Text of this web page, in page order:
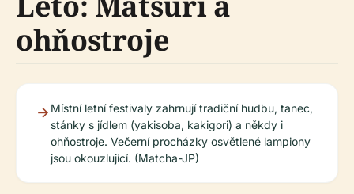
ohňostroje
Místní letní festivaly zahrnují tradiční hudbu, tanec,
stánky s jídlem (yakisoba, kakigori) a někdy i
ohňostroje. Večerní procházky osvětlené lampiony
jsou okouzlující. (Matcha-JP)